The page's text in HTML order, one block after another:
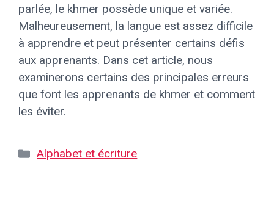
parlée, le khmer possède unique et variée.
Malheureusement, la langue est assez difficile
à apprendre et peut présenter certains défis
aux apprenants. Dans cet article, nous
examinerons certains des principales erreurs
que font les apprenants de khmer et comment
les éviter.
Catégories
Alphabet et écriture